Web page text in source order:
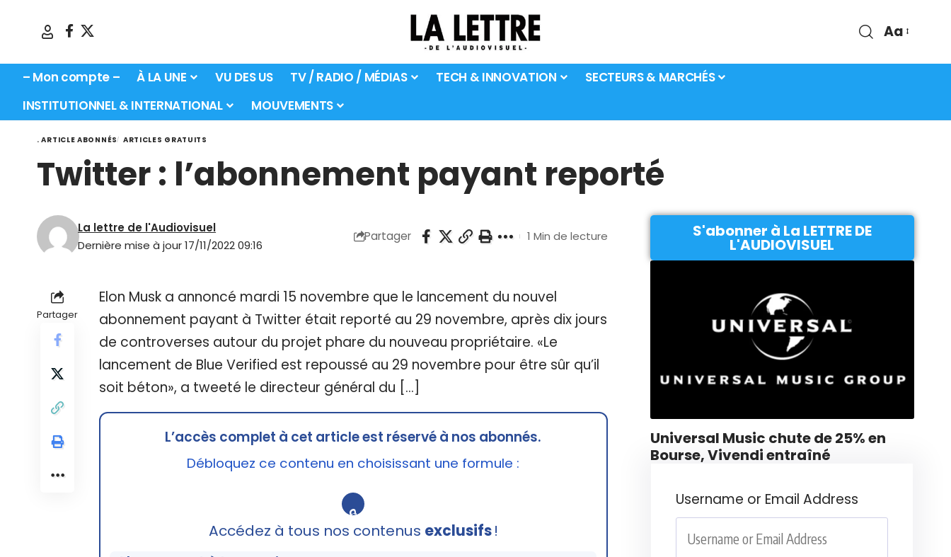
Aa
– Mon compte – À LA UNE VU DES US TV / RADIO / MÉDIAS TECH & INNOVATION
SECTEURS & MARCHÉS
INSTITUTIONNEL & INTERNATIONAL
MOUVEMENTS
. ARTICLE ABONNÉS ARTICLES GRATUITS
Twitter : l’abonnement payant reporté
Dernière mise à jour 17/11/2022 09:16
La lettre de l'Audiovisuel
Partager 1 Min de lecture
Partager
Elon Musk a annoncé mardi 15 novembre que le lancement du nouvel
abonnement payant à Twitter était reporté au 29 novembre, après dix jours
de controverses autour du projet phare du nouveau propriétaire. «Le
lancement de Blue Verified est repoussé au 29 novembre pour être sûr qu’il
soit béton», a tweeté le directeur général du […]
L’accès complet à cet article est réservé à nos abonnés.
Débloquez ce contenu en choisissant une formule :
🔒
Accédez à tous nos contenus exclusifs!
S'abonner à La LETTRE DE
L'AUDIOVISUEL
Universal Music chute de 25% en
Bourse, Vivendi entraîné
Username or Email Address